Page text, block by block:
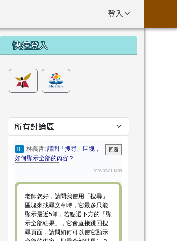
登入
左邊區域內容
快速登入